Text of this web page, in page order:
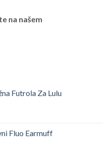
na našem
Futrola Za Lulu
Fluo Earmuff